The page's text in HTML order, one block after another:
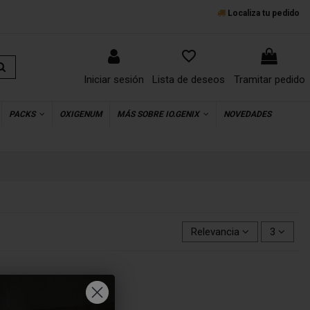
Localiza tu pedido
Iniciar sesión
favorite_border
Lista de deseos Tramitar pedido
PACKS OXIGENUM MÁS SOBRE IO.GENIX NOVEDADES
Relevancia 3